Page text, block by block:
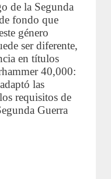
de la Segunda
fondo que
género
ser diferente,
en títulos
40,000:
las
requisitos de
Guerra